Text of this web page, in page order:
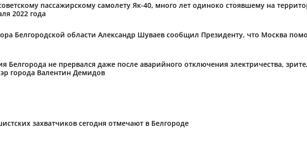
пассажирскому самолету Як-40, много лет одиноко стоявшему на
2022 года
Белгородской области Александр Шуваев сообщил Президенту, что Москва
Белгорода не прервался даже после аварийного отключения электричества,
города Валентин Демидов
захватчиков сегодня отмечают в Белгороде